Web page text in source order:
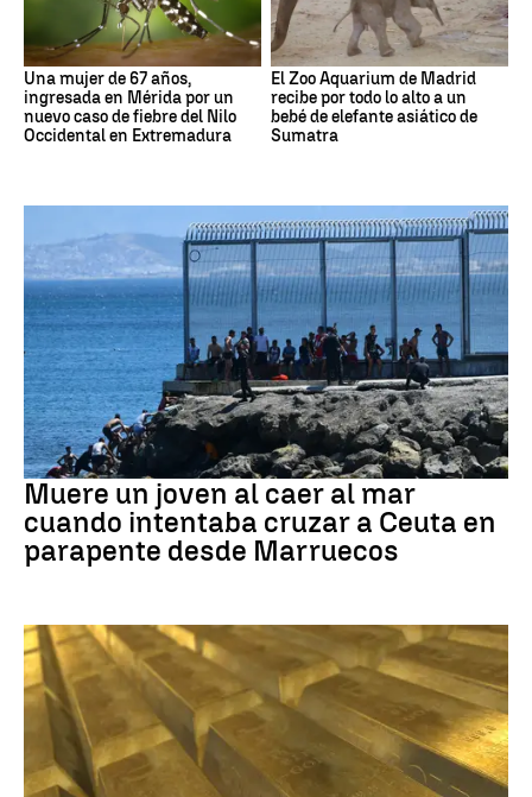
Una mujer de 67 años,
ingresada en Mérida por un
nuevo caso de fiebre del Nilo
Occidental en Extremadura
El Zoo Aquarium de Madrid
recibe por todo lo alto a un
bebé de elefante asiático de
Sumatra
Ceuta
Muere un joven al caer al mar
cuando intentaba cruzar a Ceuta en
parapente desde Marruecos